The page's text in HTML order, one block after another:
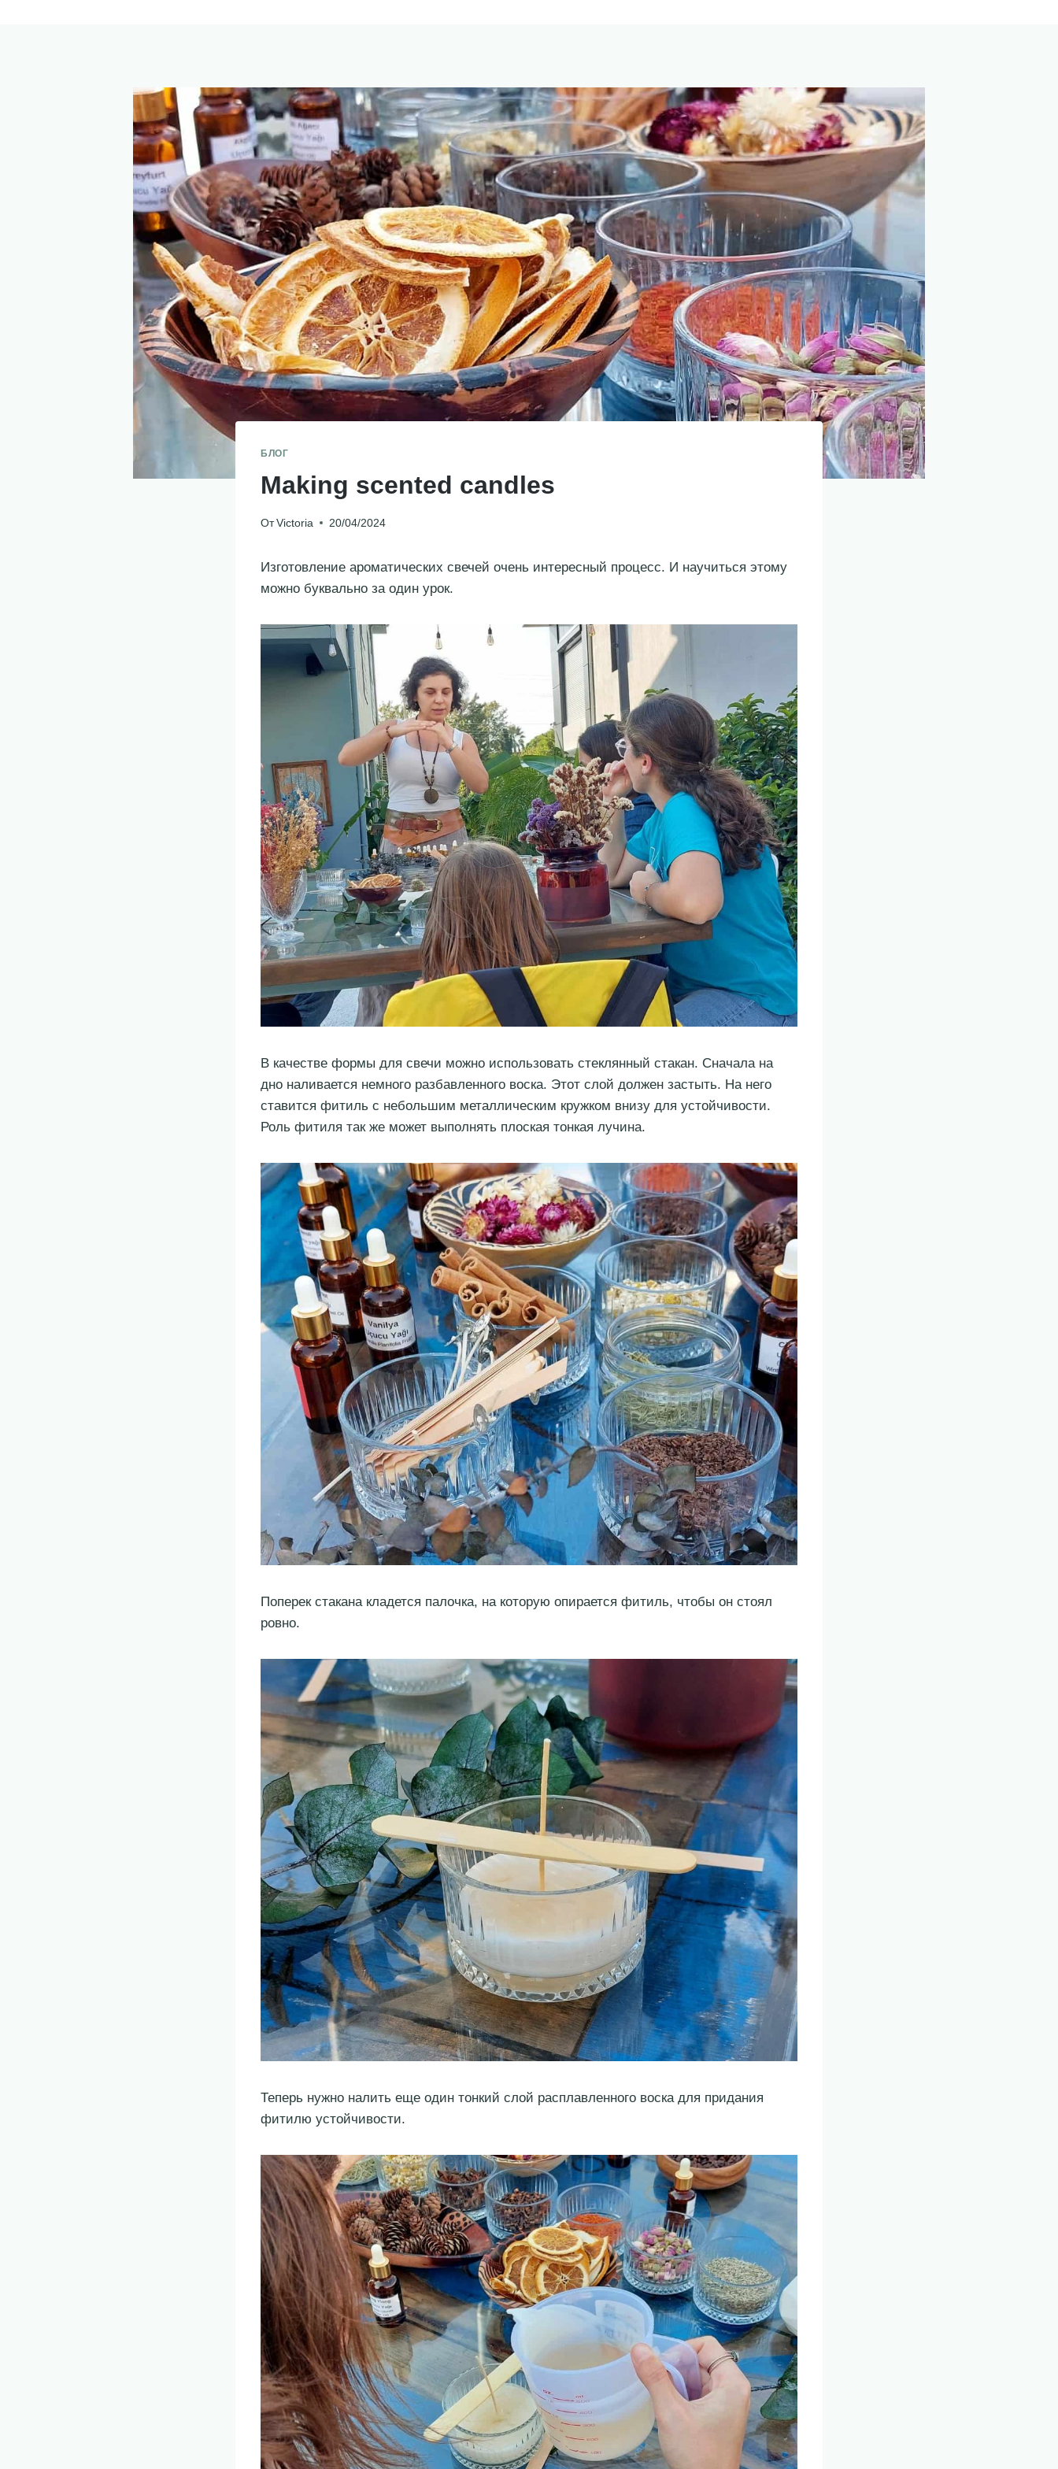
БЛОГ
Making scented candles
От Victoria 20/04/2024
Изготовление ароматических свечей очень интересный процесс. И научиться этому
можно буквально за один урок.
В качестве формы для свечи можно использовать стеклянный стакан. Сначала на
дно наливается немного разбавленного воска. Этот слой должен застыть. На него
ставится фитиль с небольшим металлическим кружком внизу для устойчивости.
Роль фитиля так же может выполнять плоская тонкая лучина.
Поперек стакана кладется палочка, на которую опирается фитиль, чтобы он стоял
ровно.
Теперь нужно налить еще один тонкий слой расплавленного воска для придания
фитилю устойчивости.